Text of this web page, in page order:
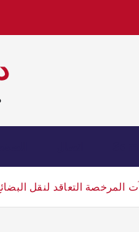
المرخصة التعاقد لنقل